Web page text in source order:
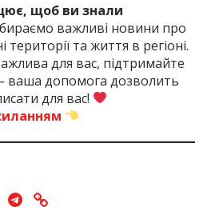
щоб ви знали
важливі новини про
та життя в регіоні.
для вас, підтримайте
ваша допомога дозволить
для вас!